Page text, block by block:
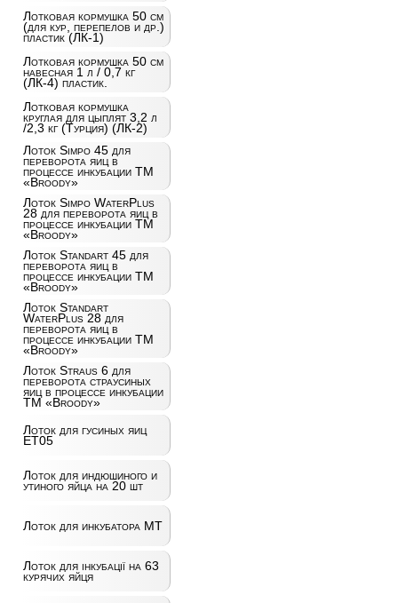
Лотковая кормушка 50 см
(для кур, перепелов и др.)
пластик (ЛК-1)
Лотковая кормушка 50 см
навесная 1 л / 0,7 кг
(ЛК-4) пластик.
Лотковая кормушка
круглая для цыплят 3,2 л
/2,3 кг (Турция) (ЛК-2)
Лоток Simpo 45 для
переворота яиц в
процессе инкубации ТМ
«Broody»
Лоток Simpo WaterPlus
28 для переворота яиц в
процессе инкубации ТМ
«Broody»
Лоток Standart 45 для
переворота яиц в
процессе инкубации ТМ
«Broody»
Лоток Standart
WaterPlus 28 для
переворота яиц в
процессе инкубации ТМ
«Broody»
Лоток Straus 6 для
переворота страусиных
яиц в процессе инкубации
ТМ «Broody»
Лоток для гусиных яиц
ET05
Лоток для индюшиного и
утиного яйца на 20 шт
Лоток для инкубатора MT
Лоток для інкубації на 63
курячих яйця